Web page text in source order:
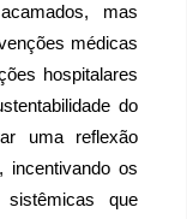
mas
médicas
hospitalares
do
uma reflexão
incentivando os
sistêmicas que